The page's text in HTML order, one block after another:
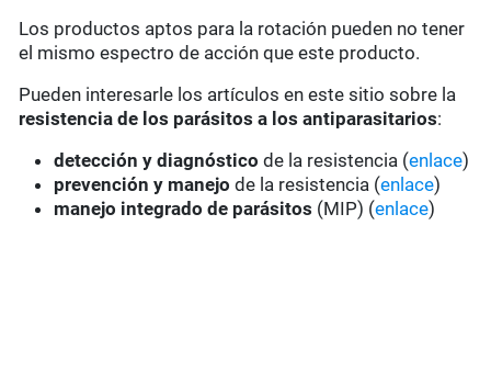
Los productos aptos para la rotación pueden no tener
el mismo espectro de acción que este producto.
Pueden interesarle los artículos en este sitio sobre la
resistencia de los parásitos a los antiparasitarios:
detección y diagnóstico de la resistencia (enlace)
prevención y manejo de la resistencia (enlace)
manejo integrado de parásitos (MIP) (enlace)